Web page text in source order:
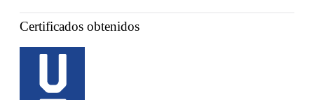
Certificados obtenidos